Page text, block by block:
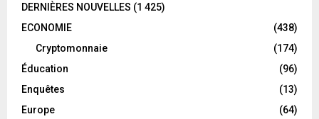
DERNIÈRES NOUVELLES (1 425)
ECONOMIE
(438)
Cryptomonnaie
(174)
Éducation
(96)
Enquêtes
(13)
Europe
(64)